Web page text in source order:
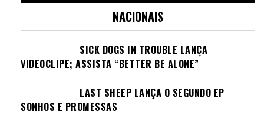
NACIONAIS
SICK DOGS IN TROUBLE LANÇA
VIDEOCLIPE; ASSISTA “BETTER BE ALONE”
LAST SHEEP LANÇA O SEGUNDO EP
SONHOS E PROMESSAS